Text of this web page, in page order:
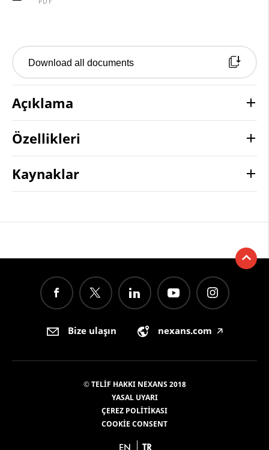
Download all documents
Açıklama
Özellikleri
Kaynaklar
Bize ulaşın nexans.com 🡥
© TELIF HAKKI NEXANS 2018
YASAL UYARI
ÇEREZ POLITIKASI
COOKIE CONSENT
EN TR